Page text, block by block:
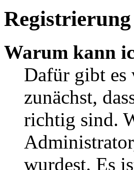
Warum kann
Dafür gibt es
zunächst,
richtig sind.
wurdest. Es